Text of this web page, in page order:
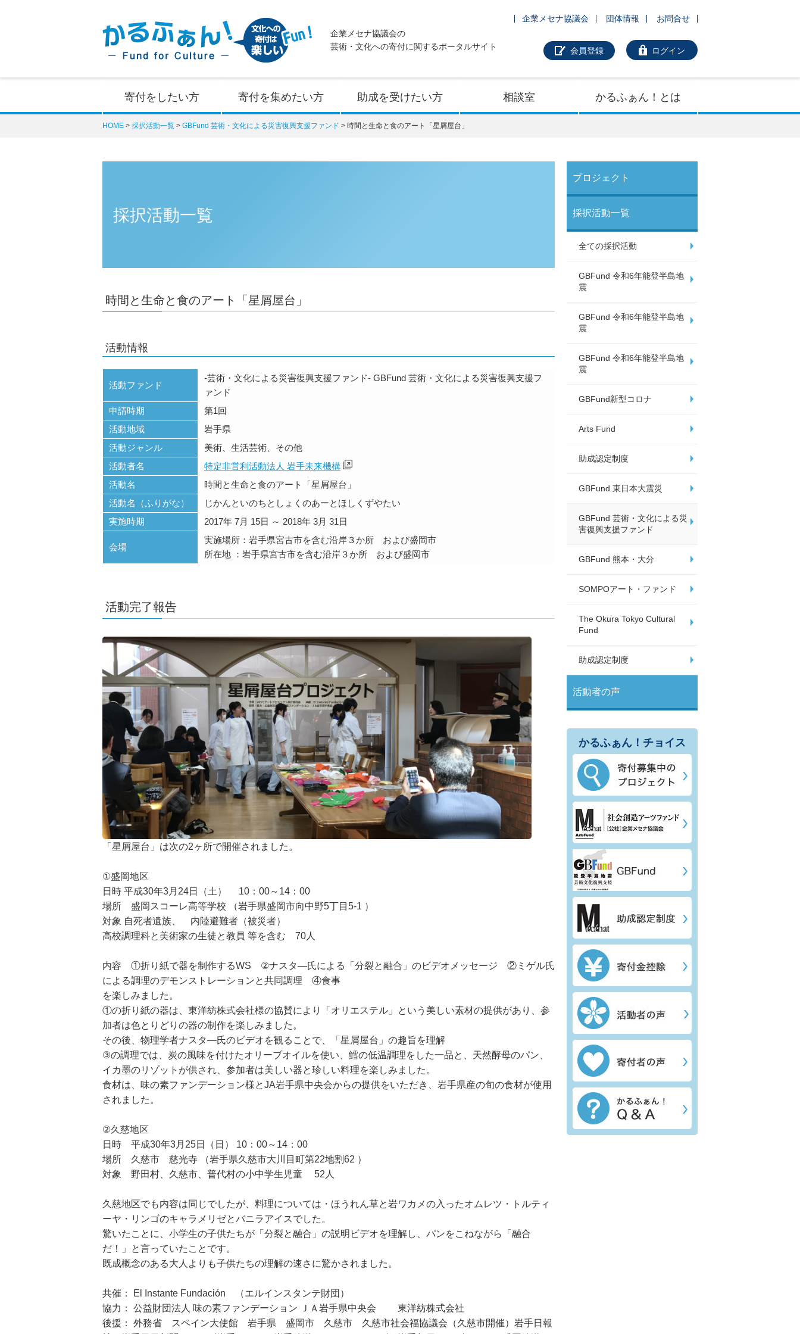
企業メセナ協議会の
芸術・文化への寄付に関するポータルサイト
企業メセナ協議会 団体情報 お問合せ
会員登録 ログイン
寄付をしたい方 寄付を集めたい方 助成を受けたい方 相談室 かるふぁん！とは
HOME 採択活動一覧 GBFund 芸術・文化による災害復興支援ファンド 時間と生命と食のアート「星屑屋台」
プロジェクト
採択活動一覧
全ての採択活動
GBFund 令和6年能登半島地
震
GBFund 令和6年能登半島地
震
GBFund 令和6年能登半島地
震
GBFund新型コロナ
Arts Fund
助成認定制度
GBFund 東日本大震災
GBFund 芸術・文化による災
害復興支援ファンド
GBFund 熊本・大分
SOMPOアート・ファンド
The Okura Tokyo Cultural
Fund
助成認定制度
活動者の声
かるふぁん！チョイス
採択活動一覧
時間と生命と食のアート「星屑屋台」
活動情報
活動ファンド
-芸術・文化による災害復興支援ファンド- GBFund 芸術・文化による災害復興支援フ
ァンド
申請時期
第1回
活動地域
岩手県
活動ジャンル
美術、生活芸術、その他
活動者名
特定非営利活動法人 岩手未来機構
活動名
時間と生命と食のアート「星屑屋台」
活動名（ふりがな）
じかんといのちとしょくのあーとほしくずやたい
実施時期
2017年 7月 15日 ～ 2018年 3月 31日
会場
実施場所：岩手県宮古市を含む沿岸３か所 および盛岡市
所在地 ：岩手県宮古市を含む沿岸３か所 および盛岡市
活動完了報告
「星屑屋台」は次の2ヶ所で開催されました。
①盛岡地区
日時 平成30年3月24日（土） 10：00～14：00
場所 盛岡スコーレ高等学校 （岩手県盛岡市向中野5丁目5-1 ）
対象 自死者遺族、 内陸避難者（被災者）
高校調理科と美術家の生徒と教員 等を含む 70人
内容 ①折り紙で器を制作するWS ②ナスタ―氏による「分裂と融合」のビデオメッセージ ②ミゲル氏
による調理のデモンストレーションと共同調理 ④食事
を楽しみました。
①の折り紙の器は、東洋紡株式会社様の協賛により「オリエステル」という美しい素材の提供があり、参
加者は色とりどりの器の制作を楽しみました。
その後、物理学者ナスタ―氏のビデオを観ることで、「星屑屋台」の趣旨を理解
③の調理では、炭の風味を付けたオリーブオイルを使い、鱈の低温調理をした一品と、天然酵母のパン、
イカ墨のリゾットが供され、参加者は美しい器と珍しい料理を楽しみました。
食材は、味の素ファンデーション様とJA岩手県中央会からの提供をいただき、岩手県産の旬の食材が使用
されました。
②久慈地区
日時 平成30年3月25日（日） 10：00～14：00
場所 久慈市 慈光寺 （岩手県久慈市大川目町第22地割62 ）
対象 野田村、久慈市、普代村の小中学生児童 52人
久慈地区でも内容は同じでしたが、料理については・ほうれん草と岩ワカメの入ったオムレツ・トルティ
ーヤ・リンゴのキャラメリゼとバニラアイスでした。
驚いたことに、小学生の子供たちが「分裂と融合」の説明ビデオを理解し、パンをこねながら「融合
だ！」と言っていたことです。
既成概念のある大人よりも子供たちの理解の速さに驚かされました。
共催： El Instante Fundación （エルインスタンテ財団）
協力： 公益財団法人 味の素ファンデーション ＪＡ岩手県中央会 東洋紡株式会社
後援： 外務省 スペイン大使館 岩手県 盛岡市 久慈市 久慈市社会福協議会（久慈市開催）岩手日報